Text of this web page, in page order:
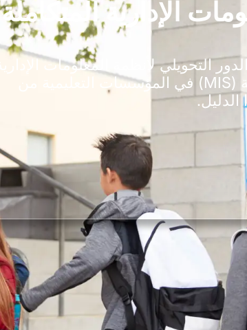
الإدارية المتكاملة
التحويلي لأنظمة المعلومات الإدارية
المتكاملة (MIS) في المؤسسات التعليمية من
الدليل.